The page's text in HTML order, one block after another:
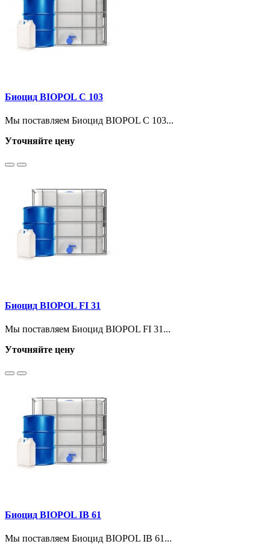
Биоцид BIOPOL C 103
Мы поставляем Биоцид BIOPOL C 103...
Уточняйте цену
Биоцид BIOPOL FI 31
Мы поставляем Биоцид BIOPOL FI 31...
Уточняйте цену
Биоцид BIOPOL IB 61
Мы поставляем Биоцид BIOPOL IB 61...